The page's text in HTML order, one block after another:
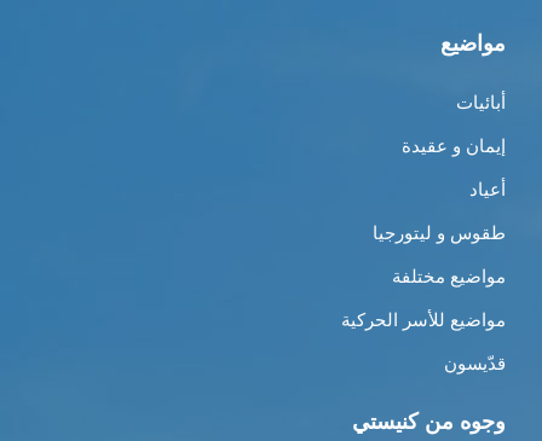
مواضيع
أبائيات
إيمان و عقيدة
أعياد
طقوس و ليتورجيا
مواضيع مختلفة
مواضيع للأسر الحركية
قدّيسون
وجوه من كنيستي